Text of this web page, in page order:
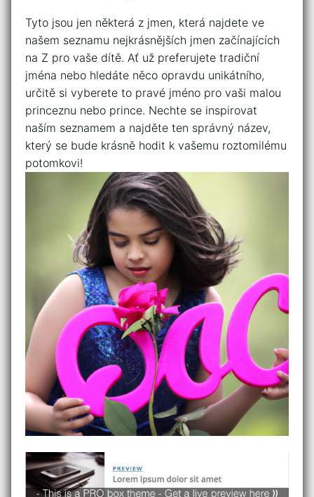
Tyto​ jsou⁢ jen některá ⁤z jmen, která⁢ najdete‍ ve
našem seznamu nejkrásnějších jmen začínajících
na Z pro⁤ vaše ⁤dítě. Ať už preferujete tradiční
jména nebo hledáte něco opravdu unikátního,
určitě si vyberete to pravé jméno pro vaši malou
princeznu nebo prince. Nechte se inspirovat
naším seznamem⁢ a najděte ten⁤ správný název,
který se bude krásně hodit k‍ vašemu‍ roztomilému
potomkovi!